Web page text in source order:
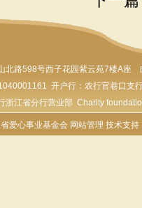
北路598号西子花园紫云苑7楼A
开户行：农行官巷口支
浙江省分行营业部 Charity
爱心事业基金会 网站管理 技术支持